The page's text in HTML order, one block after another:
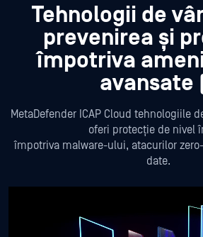
Tehnologii de
prevenirea și
împotriva
avansate
MetaDefender ICAP Cloud tehnologiile
oferi protecție de nivel
împotriva malware-ului, atacurilor
date.